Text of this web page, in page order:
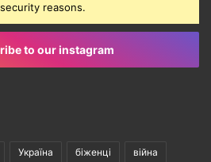
reasons.
to our instagram
Україна біженці війна